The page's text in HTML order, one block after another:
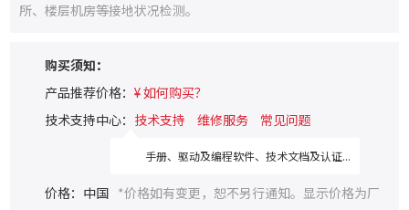
所、楼层机房等接地状况检测。
购买须知：
产品推荐价格：¥ 如何购买？
技术支持中心： 技术支持 维修服务 常见问题
手册、驱动及编程软件、技术文档及认证...
价格：中国 *价格如有变更，恕不另行通知。显示价格为厂